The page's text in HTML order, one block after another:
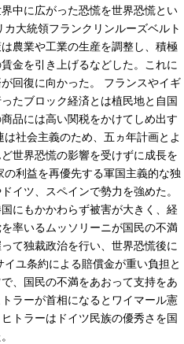
中に広がった恐慌を世界恐慌とい
大統領フランクリンルーズベルト
農業や工業の生産を調整し、積極
金を引き上げるなどした。これに
回復に向かった。 フランスやイギ
たブロック経済とは植民地と自国
品には高い関税をかけてしめ出す
社会主義のため、五ヵ年計画とよ
世界恐慌の影響を受けずに成長を
利益を再優先する軍国主義的な独
イツ、スペインで勢力を強めた。
にもかかわらず被害が大きく、経
率いるムッソリーニが国民の不満
て独裁政治を行い、世界恐慌後に
ユ条約による賠償金が重い負担と
、国民の不満をあおって支持をあ
ラーが首相になるとワイマール憲
トラーはドイツ民族の優秀さを国